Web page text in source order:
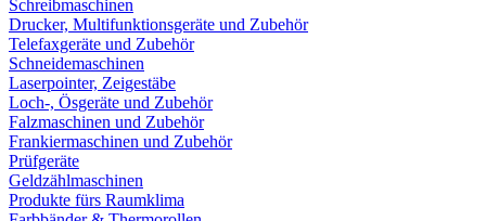
Schreibmaschinen
Drucker, Multifunktionsgeräte und Zubehör
Telefaxgeräte und Zubehör
Schneidemaschinen
Laserpointer, Zeigestäbe
Loch-, Ösgeräte und Zubehör
Falzmaschinen und Zubehör
Frankiermaschinen und Zubehör
Prüfgeräte
Geldzählmaschinen
Produkte fürs Raumklima